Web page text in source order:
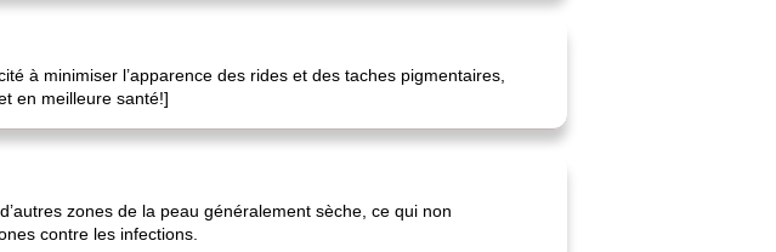
à minimiser l’apparence des rides et des taches pigmentaires,
en meilleure santé!]
zones de la peau généralement sèche, ce qui non
contre les infections.